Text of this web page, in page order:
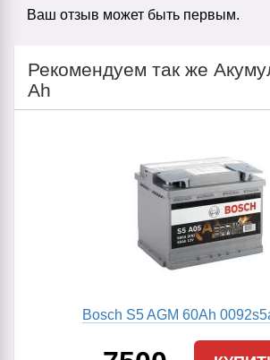
Ваш отзыв может быть первым.
Рекомендуем так же
Ah
Bosch S5 AGM 60Ah